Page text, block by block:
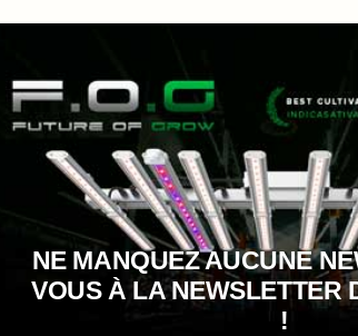
NE MANQUEZ AUCUNE
VOUS À LA NEWSLETTER
!